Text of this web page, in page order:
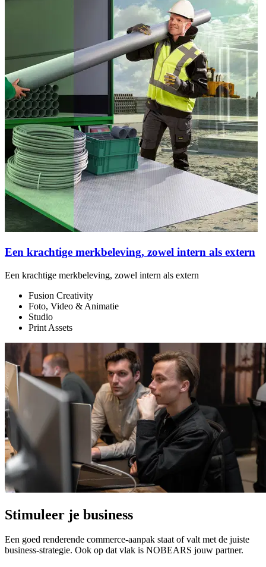
Een krachtige merkbeleving, zowel intern als extern
Een krachtige merkbeleving, zowel intern als extern
Fusion Creativity
Foto, Video & Animatie
Studio
Print Assets
Stimuleer je business
Een goed renderende commerce-aanpak staat of valt met de juiste
business-strategie. Ook op dat vlak is NOBEARS jouw partner.